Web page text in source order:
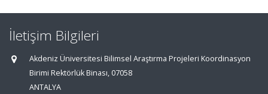
İletişim Bilgileri
Akdeniz Üniversitesi Bilimsel Araştırma Projeleri Koordinasyon
Birimi Rektörlük Binası, 07058
ANTALYA